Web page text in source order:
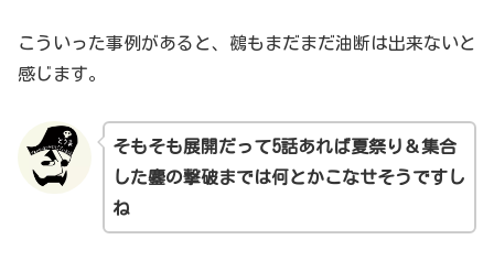
こういった事例があると、鵺もまだまだ油断は出来ないと
感じます。
そもそも展開だって5話あれば夏祭り ＆集合
した鏖の撃破までは何とかこなせそうですし
ね